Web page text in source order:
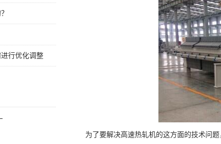
为了要解决高速热轧机的这方面的技术问题
行优化调整